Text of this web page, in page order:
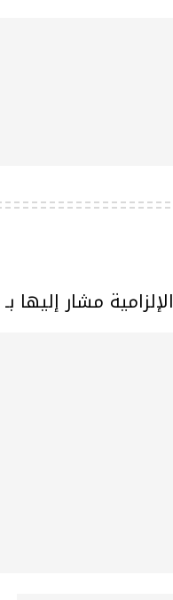
مشار إليها بـ